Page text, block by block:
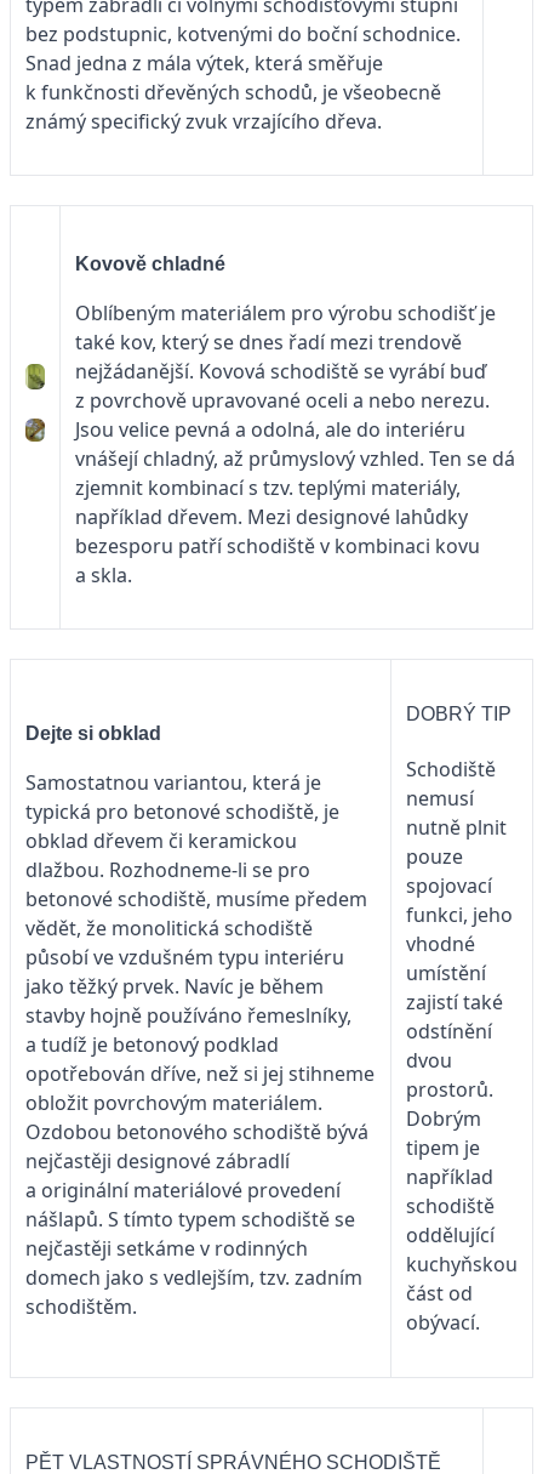
bez podstupnic, kotvenými do boční schodnice.
Snad jedna z mála výtek, která směřuje
k funkčnosti dřevěných schodů, je všeobecně
známý specifický zvuk vrzajícího dřeva.
Kovově chladné
Oblíbeným materiálem pro výrobu schodišť je
také kov, který se dnes řadí mezi trendově
nejžádanější. Kovová schodiště se vyrábí buď
z povrchově upravované oceli a nebo nerezu.
Jsou velice pevná a odolná, ale do interiéru
vnášejí chladný, až průmyslový vzhled. Ten se dá
zjemnit kombinací s tzv. teplými materiály,
například dřevem. Mezi designové lahůdky
bezesporu patří schodiště v kombinaci kovu
a skla.
Dejte si obklad
Samostatnou variantou, která je
typická pro betonové schodiště, je
obklad dřevem či keramickou
dlažbou. Rozhodneme-li se pro
betonové schodiště, musíme předem
vědět, že monolitická schodiště
působí ve vzdušném typu interiéru
jako těžký prvek. Navíc je během
stavby hojně používáno řemeslníky,
a tudíž je betonový podklad
opotřebován dříve, než si jej stihneme
obložit povrchovým materiálem.
Ozdobou betonového schodiště bývá
nejčastěji designové zábradlí
a originální materiálové provedení
nášlapů. S tímto typem schodiště se
nejčastěji setkáme v rodinných
domech jako s vedlejším, tzv. zadním
schodištěm.
DOBRÝ TIP
Schodiště
nemusí
nutně plnit
pouze
spojovací
funkci, jeho
vhodné
umístění
zajistí také
odstínění
dvou
prostorů.
Dobrým
tipem je
například
schodiště
oddělující
kuchyňskou
část od
obývací.
PĚT VLASTNOSTÍ SPRÁVNÉHO SCHODIŠTĚ